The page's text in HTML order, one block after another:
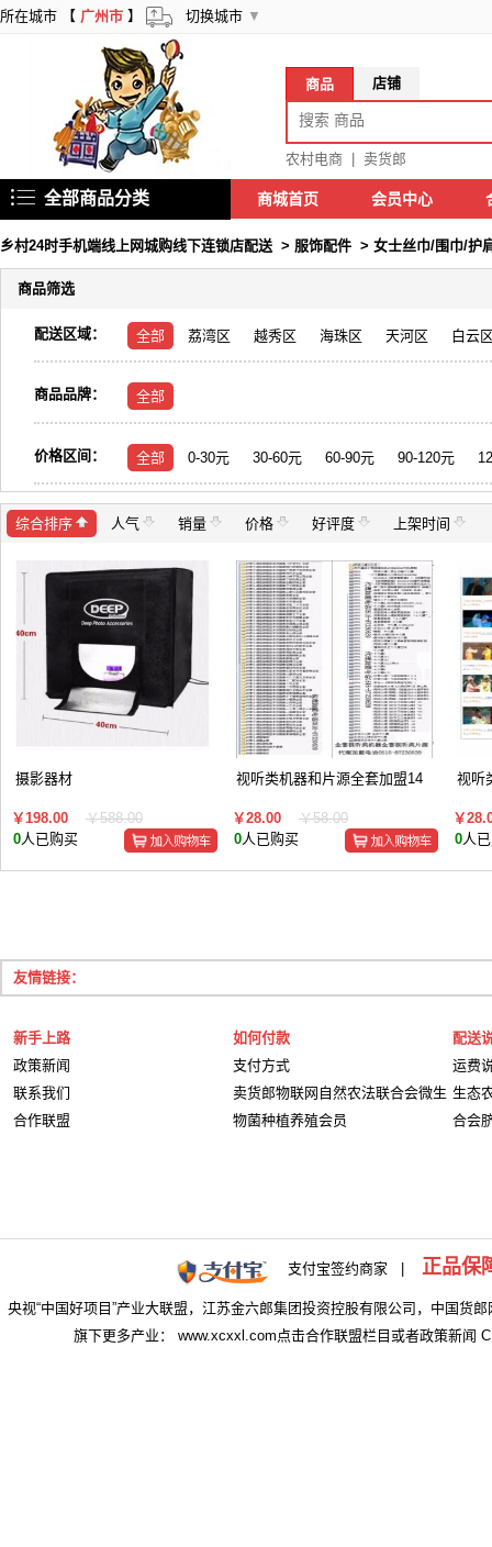
所在城市 【 广州市 】 切换城市 ▼
商品 店铺
农村电商 卖货郎
全部商品分类 商城首页 会员中心
乡村24时手机端线上网城购线下连锁店配送 > 服饰配件 > 女士丝巾/围巾/护
商品筛选
配送区域： 全部 荔湾区 越秀区 海珠区 天河区 白云
商品品牌： 全部
价格区间： 全部 0-30元 30-60元 60-90元 90-120元
综合排序 人气 销量 价格 好评度 上架时间
摄影器材
￥198.00
￥588.00
0人已购买
视听类机器和片源全套加盟14
￥28.00
￥58.00
0人已购买
视听
￥
0人
友情链接：
新手上路
政策新闻
联系我们
合作联盟
如何付款
支付方式
卖货郎物联网自然农法联合会微生
物菌种植养殖会员
配送
运费
生态
合会
支付宝签约商家 | 正品保
央视“中国好项目”产业大联盟，江苏金六郎集团投资控股有限公司，中国货
旗下更多产业： www.xcxxl.com点击合作联盟栏目或者政策新闻